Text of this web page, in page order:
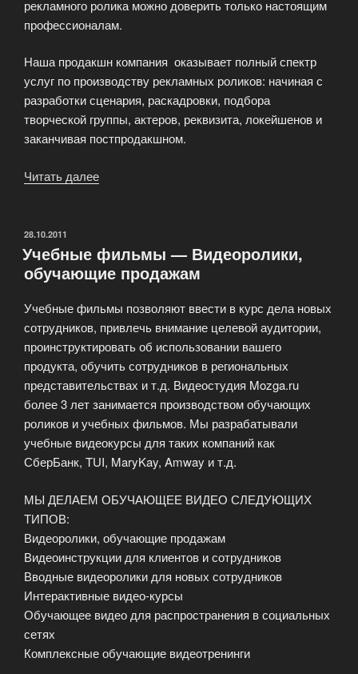
рекламного ролика можно доверить только настоящим
профессионалам.
Наша продакшн компания оказывает полный спектр
услуг по производству рекламных роликов: начиная с
разработки сценария, раскадровки, подбора
творческой группы, актеров, реквизита, локейшенов и
заканчивая постпродакшном.
Читать далее
ОПУБЛИКОВАНО
28.10.2011
Учебные фильмы — Видеоролики,
обучающие продажам
Учебные фильмы позволяют ввести в курс дела новых
сотрудников, привлечь внимание целевой аудитории,
проинструктировать об использовании вашего
продукта, обучить сотрудников в региональных
представительствах и т.д. Видеостудия Mozga.ru
более 3 лет занимается производством обучающих
роликов и учебных фильмов. Мы разрабатывали
учебные видеокурсы для таких компаний как
СберБанк, TUI, MaryKay, Amway и т.д.
МЫ ДЕЛАЕМ ОБУЧАЮЩЕЕ ВИДЕО СЛЕДУЮЩИХ
ТИПОВ:
Видеоролики, обучающие продажам
Видеоинструкции для клиентов и сотрудников
Вводные видеоролики для новых сотрудников
Интерактивные видео-курсы
Обучающее видео для распространения в социальных
сетях
Комплексные обучающие видеотренинги